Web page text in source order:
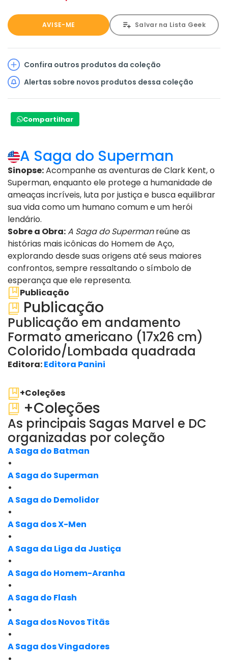
com os colegas dele?
AVISE-ME Salvar na Lista Geek
Confira outros produtos da coleção
Alertas sobre novos produtos dessa coleção
Compartilhar
A Saga do Superman
Sinopse:Acompanhe as aventuras de Clark Kent, o
Superman, enquanto ele protege a humanidade de
ameaças incríveis, luta por justiça e busca equilibrar
sua vida como um humano comum e um herói
lendário.
Sobre a Obra:A Saga do Supermanreúne as
histórias mais icônicas do Homem de Aço,
explorando desde suas origens até seus maiores
confrontos, sempre ressaltando o símbolo de
esperança que ele representa.
Publicação
Publicação
Publicação em andamento
Formato americano (17x26 cm)
Colorido/Lombada quadrada
Editora:Editora Panini
+Coleções
+Coleções
As principais Sagas Marvel e DC
organizadas por coleção
A Saga do Batman
•
A Saga do Superman
•
A Saga do Demolidor
•
A Saga dos X-Men
•
A Saga da Liga da Justiça
•
A Saga do Homem-Aranha
•
A Saga do Flash
•
A Saga dos Novos Titãs
•
A Saga dos Vingadores